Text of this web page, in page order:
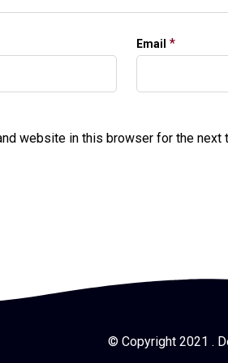
Email *
website in this browser for the next
© Copyright 2021 .